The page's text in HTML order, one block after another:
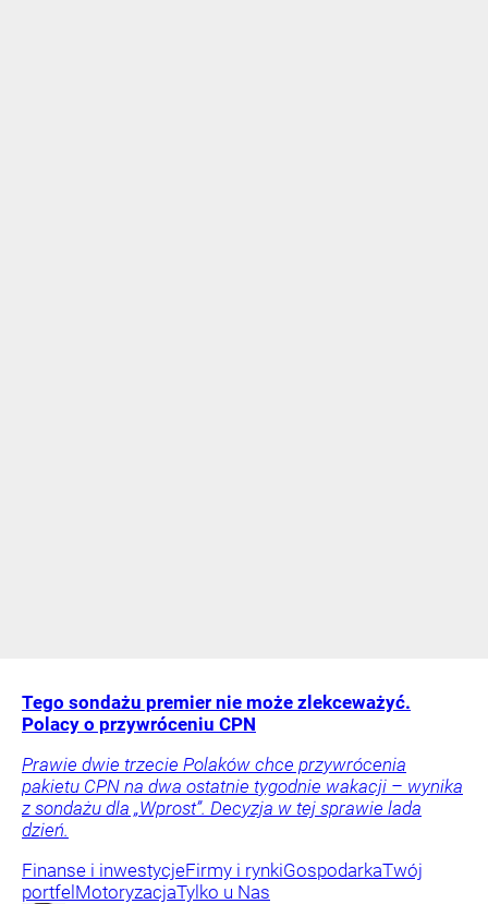
Tego sondażu premier nie może zlekceważyć.
Polacy o przywróceniu CPN
Prawie dwie trzecie Polaków chce przywrócenia
pakietu CPN na dwa ostatnie tygodnie wakacji – wynika
z sondażu dla „Wprost”. Decyzja w tej sprawie lada
dzień.
Finanse i inwestycjeFirmy i rynkiGospodarkaTwój
portfelMotoryzacjaTylko u Nas